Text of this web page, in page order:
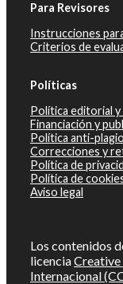
Para Revisores
Instrucciones
Criterios de
Políticas
Política editorial
Financiación y
Política anti-plagio
Correcciones y
Política de
Política de
Aviso legal
Los contenidos
licencia
Internacional